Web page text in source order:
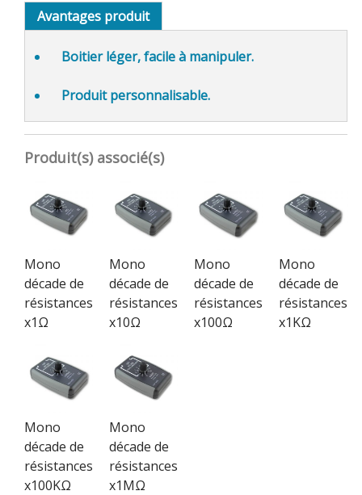
Avantages produit
Boitierléger, facile à manipuler.
Produit personnalisable.
Produit(s) associé(s)
Mono
décade de
résistances
x1Ω
Mono
décade de
résistances
x10Ω
Mono
décade de
résistances
x100Ω
Mono
décade de
résistances
x1KΩ
Mono
décade de
résistances
x100KΩ
Mono
décade de
résistances
x1MΩ